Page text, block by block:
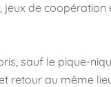
jeux de
sauf le pique-
retour au même